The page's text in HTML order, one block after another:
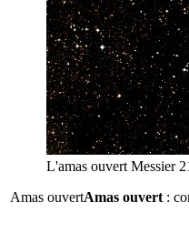
L'amas ouvert Messier
Amas ouvertAmas ouvert :